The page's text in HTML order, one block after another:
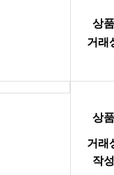
거래
작
상
거래
상